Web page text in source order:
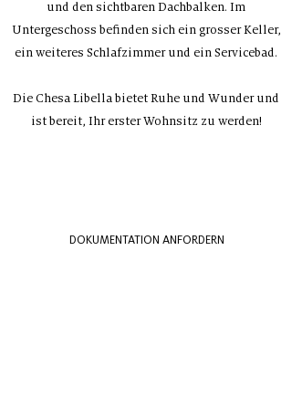
und den sichtbaren Dachbalken. Im
Untergeschoss befinden sich ein grosser Keller,
ein weiteres Schlafzimmer und ein Servicebad.
Die Chesa Libella bietet Ruhe und Wunder und
ist bereit, Ihr erster Wohnsitz zu werden!
DOKUMENTATION ANFORDERN